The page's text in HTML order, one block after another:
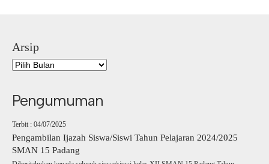
Arsip
Pengumuman
Terbit : 04/07/2025
Pengambilan Ijazah Siswa/Siswi Tahun Pelajaran 2024/2025
SMAN 15 Padang